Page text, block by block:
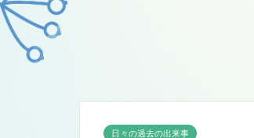
日々の過去の出来事